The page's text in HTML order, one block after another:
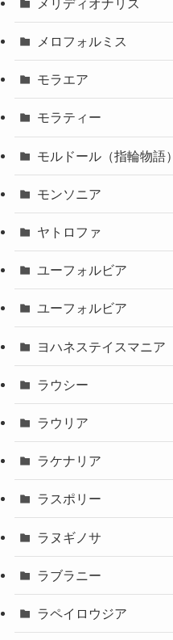
メリディオナリス
メロフォルミス
モラエア
モラティー
モルドール（指輪物語）
モンソニア
ヤトロファ
ユーフォルビア
ユーフォルビア
ヨハネステイスマニア
ラウシー
ラウリア
ラケナリア
ラスポリー
ラヌギノサ
ラブラニー
ラペイロウジア